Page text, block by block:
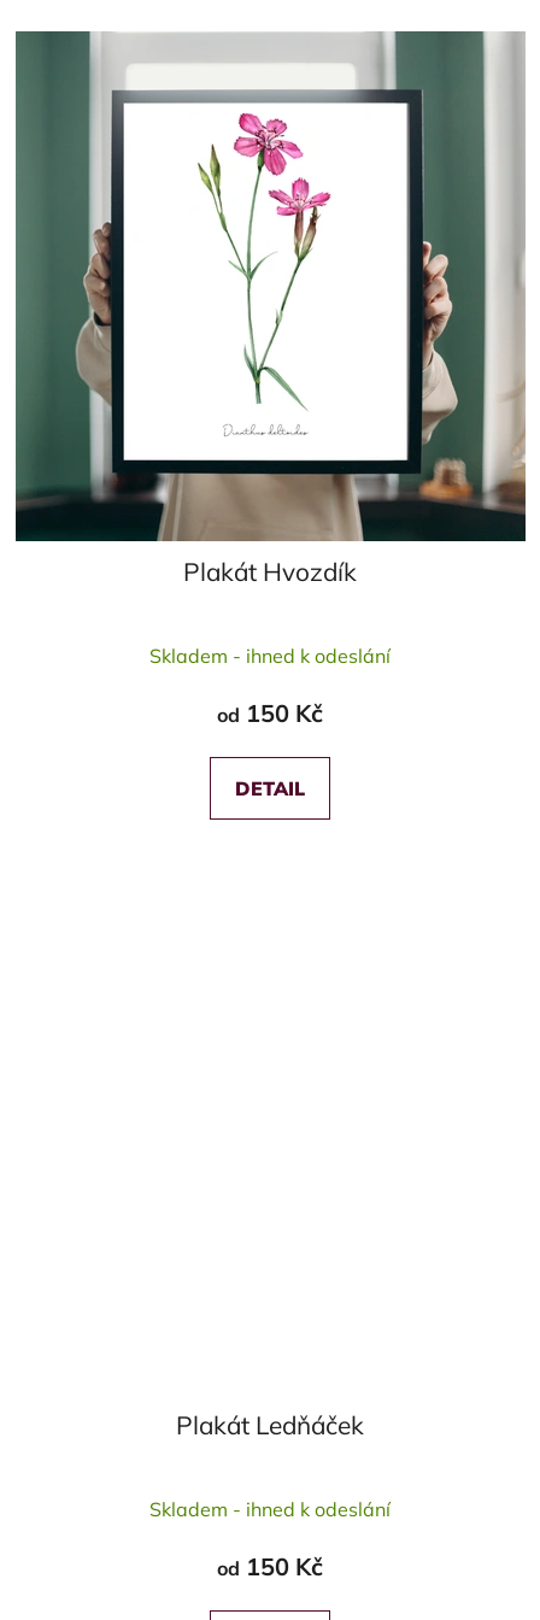
Plakát Hvozdík
Skladem - ihned k odeslání
od 150 Kč
DETAIL
Plakát Ledňáček
hodnocení
je
5,0
Skladem - ihned k odeslání
od 150 Kč